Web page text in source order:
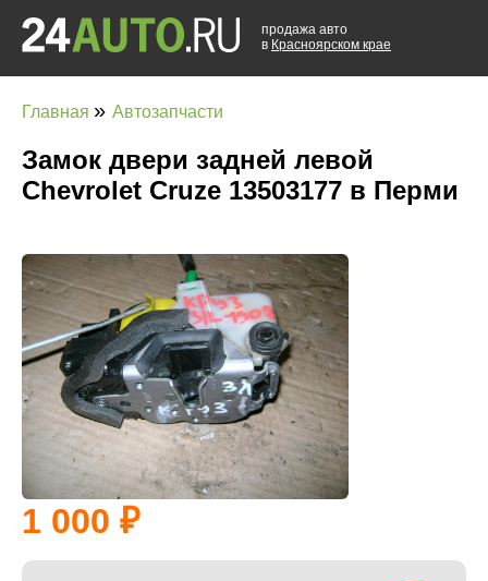
продажа авто
в Красноярском крае
Главная » Автозапчасти
Замок двери задней левой
Chevrolet Cruze 13503177 в Перми
1 000